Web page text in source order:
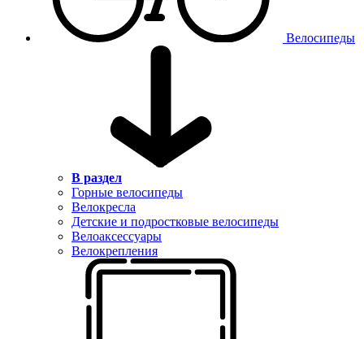
Велосипеды
В раздел
Горные велосипеды
Велокресла
Детские и подростковые велосипеды
Велоаксессуары
Велокрепления